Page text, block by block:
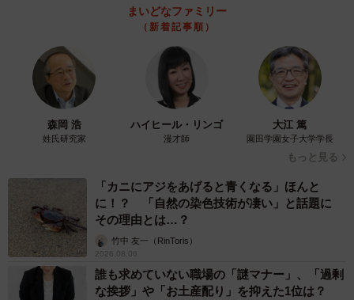
まいどなファミリー
（新着記事順）
森岡 浩
姓氏研究家
ハイヒール・リンゴ
漫才師
大江 篤
園田学園女子大学学長
もっと見る
「カニにアジをあげると青くなる」ほんと
に！？ 「自然の染色技術が凄い」と話題に
その理由とは…？
竹中 友一（RinToris）
2026.08.06
誰も求めていない職場の「謎マナー」、「過剰
な挨拶」や「お土産配り」を抑えた1位は？